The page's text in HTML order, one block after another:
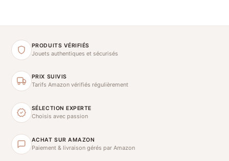
PRODUITS VÉRIFIÉS
Jouets authentiques et sécurisés
PRIX SUIVIS
Tarifs Amazon vérifiés régulièrement
SÉLECTION EXPERTE
Choisis avec passion
ACHAT SUR AMAZON
Paiement & livraison gérés par Amazon